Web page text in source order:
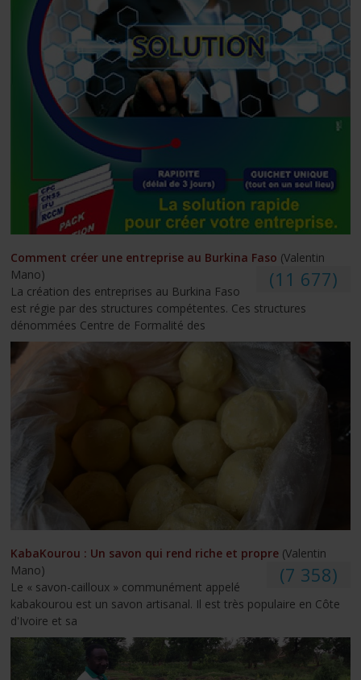
Comment créer une entreprise au Burkina Faso (Valentin
Mano)
(11 677)
La création des entreprises au Burkina Faso
est régie par des structures compétentes. Ces structures
dénommées Centre de Formalité des
KabaKourou : Un savon qui rend riche et propre (Valentin
Mano)
(7 358)
Le « savon-cailloux » communément appelé
kabakourou est un savon artisanal. Il est très populaire en Côte
d'Ivoire et sa